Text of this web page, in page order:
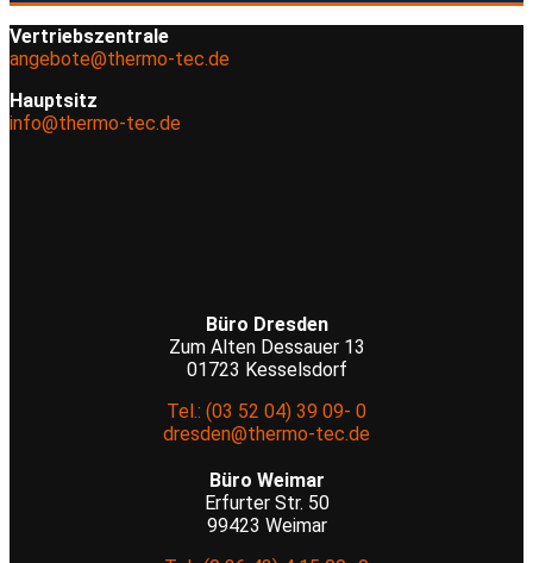
Vertriebszentrale
angebote@thermo-tec.de
Hauptsitz
info@thermo-tec.de
Büro Dresden
Zum Alten Dessauer 13
01723 Kesselsdorf
Tel.: (03 52 04) 39 09- 0
dresden@thermo-tec.de
Büro Weimar
Erfurter Str. 50
99423 Weimar